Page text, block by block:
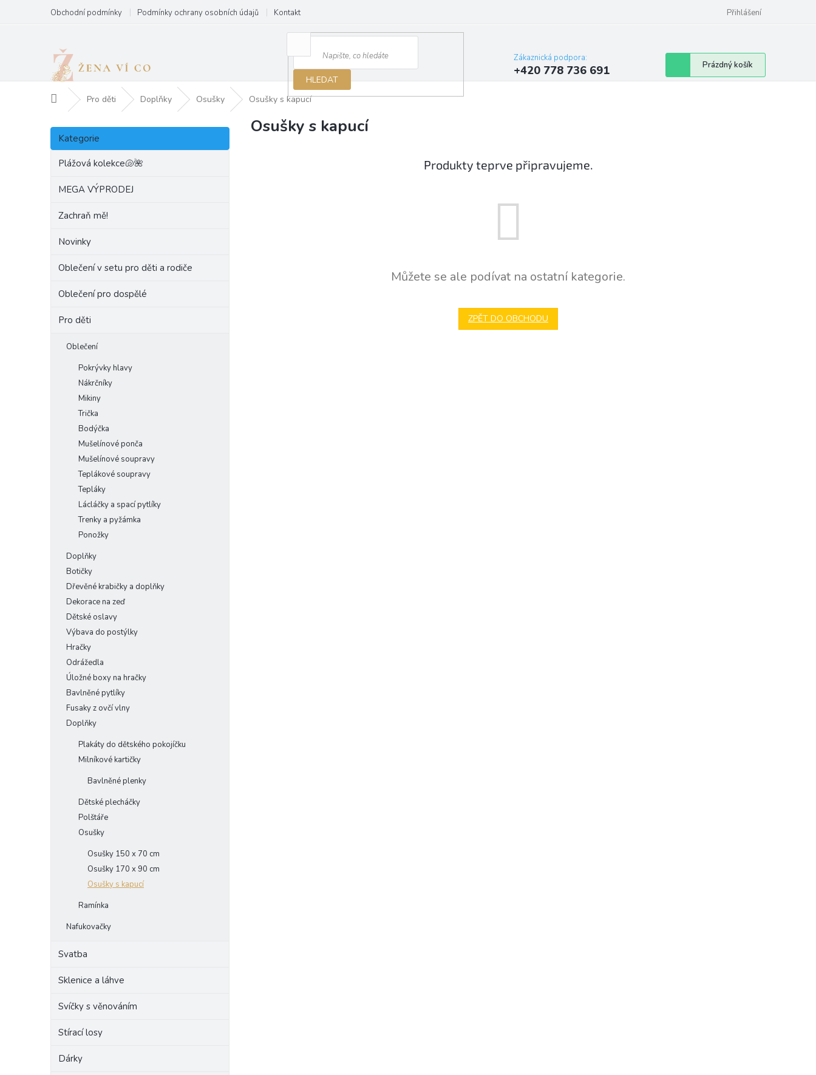
obsah
Obchodní podmínky Podmínky ochrany osobních údajů Kontakt Přihlášení
HLEDAT
Zákaznická podpora:
+420 778 736 691
Nákupní
košík
Prázdný košík
Domů Pro děti Doplňky Osušky Osušky s kapucí
P
s
Přeskočit
kategorie
Kategorie
Plážová kolekce🐚🌺
MEGA VÝPRODEJ
Zachraň mě!
Novinky
Oblečení v setu pro děti a rodiče
Oblečení pro dospělé
Pro děti
Oblečení
Pokrývky hlavy
Nákrčníky
Mikiny
Trička
Bodýčka
Mušelínové ponča
Mušelínové soupravy
Teplákové soupravy
Tepláky
Lácláčky a spací pytlíky
Trenky a pyžámka
Ponožky
Doplňky
Botičky
Dřevěné krabičky a doplňky
Dekorace na zeď
Dětské oslavy
Výbava do postýlky
Hračky
Odrážedla
Úložné boxy na hračky
Bavlněné pytlíky
Fusaky z ovčí vlny
Doplňky
Plakáty do dětského pokojíčku
Milníkové kartičky
Bavlněné plenky
Dětské plecháčky
Polštáře
Osušky
Osušky 150 x 70 cm
Osušky 170 x 90 cm
Osušky s kapucí
Ramínka
Nafukovačky
Svatba
Sklenice a láhve
Svíčky s věnováním
Stírací losy
Dárky
Osušky s kapucí
Produkty teprve připravujeme.
Můžete se ale podívat na ostatní kategorie.
ZPĚT DO OBCHODU